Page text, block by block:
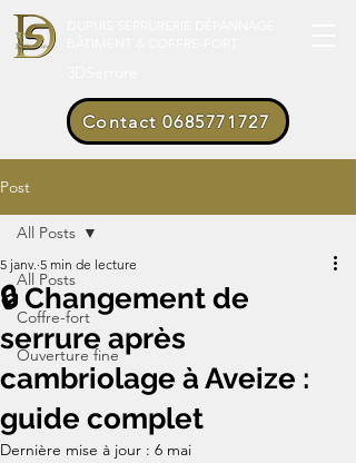
Contact 0685771727
Post
All Posts
Coffre-fort
Ouverture fine
All Posts
🔒 Changement de
serrure après
cambriolage à Aveize :
guide complet
5 janv. 5 min de lecture
Dernière mise à jour : 6 mai